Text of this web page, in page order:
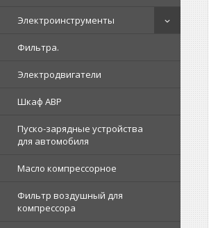
Электроинструменты
Фильтра.
Электродвигатели
Шкаф АВР
Пуско-зарядные устройства
для автомобиля
Масло компрессорное
Фильтр воздушный для
компрессора